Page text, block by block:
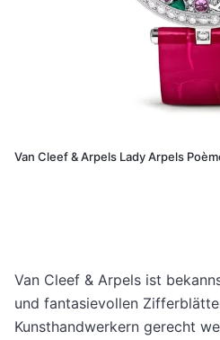
Van Cleef & Arpels Lady Arpels
Van Cleef & Arpels ist
und fantasievollen
Kunsthandwerkern gerecht